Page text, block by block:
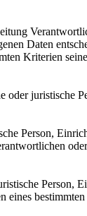
Daten
Kriterien
oder juristische
Person,
Person,
eines